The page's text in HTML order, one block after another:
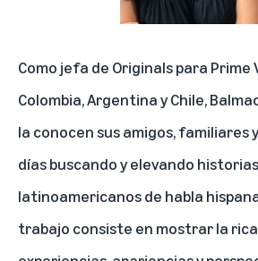
Como jefa de Originals para Prime
Colombia, Argentina y Chile,
la conocen sus amigos, familiares
días buscando y elevando
latinoamericanos de habla
trabajo consiste en mostrar la